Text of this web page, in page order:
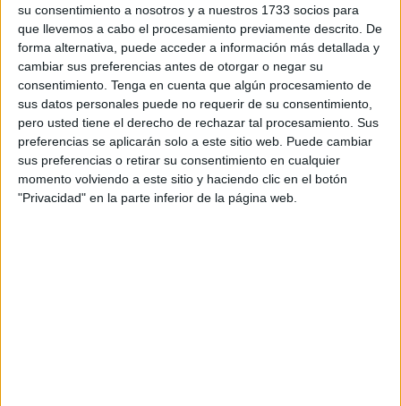
su consentimiento a nosotros y a nuestros 1733 socios para
que llevemos a cabo el procesamiento previamente descrito. De
forma alternativa, puede acceder a información más detallada y
cambiar sus preferencias antes de otorgar o negar su
consentimiento. Tenga en cuenta que algún procesamiento de
sus datos personales puede no requerir de su consentimiento,
pero usted tiene el derecho de rechazar tal procesamiento. Sus
preferencias se aplicarán solo a este sitio web. Puede cambiar
sus preferencias o retirar su consentimiento en cualquier
momento volviendo a este sitio y haciendo clic en el botón
"Privacidad" en la parte inferior de la página web.
Se controlaba el entorno del Tarajal, se acudía a la zona
delSarchal o a la Sirena, un punto negro en donde los
pescadores instan a inmigrantes a los que cuelan a
arrojarse al mar desde las pateras, lo que aumenta el
riesgo de muerte.
En el mar, la Marina marroquí iba recogiendo a los
nadadores cuya incursión en Ceuta quedaba frustrada.
Otros inmigrantes eran trasladados por el Servicio